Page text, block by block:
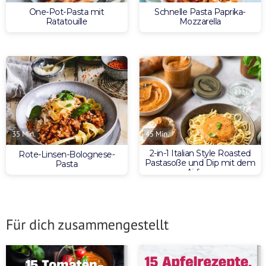
One-Pot-Pasta mit
Ratatouille
Schnelle Pasta Paprika-
Mozzarella
35 Min.
Rote-Linsen-Bolognese-
Pasta
45 Min.
2-in-1 Italian Style Roasted
Pastasoße und Dip mit dem
Airfryer
Für dich zusammengestellt